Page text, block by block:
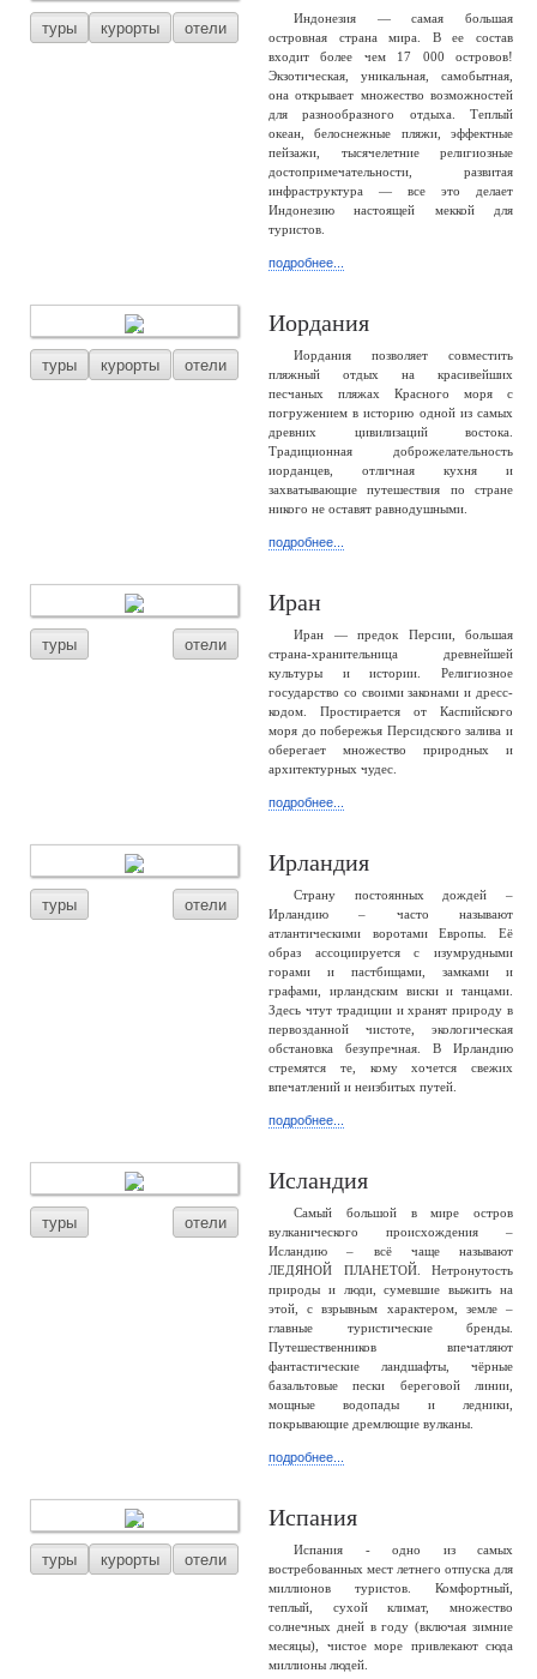
туры курорты отели
Индонезия — самая большая
островная страна мира. В ее состав
входит более чем 17 000 островов!
Экзотическая, уникальная, самобытная,
она открывает множество возможностей
для разнообразного отдыха. Теплый
океан, белоснежные пляжи, эффектные
пейзажи, тысячелетние религиозные
достопримечательности, развитая
инфраструктура — все это делает
Индонезию настоящей меккой для
туристов.
подробнее...
туры курорты отели
Иордания
Иордания позволяет совместить
пляжный отдых на красивейших
песчаных пляжах Красного моря с
погружением в историю одной из самых
древних цивилизаций востока.
Традиционная доброжелательность
иорданцев, отличная кухня и
захватывающие путешествия по стране
никого не оставят равнодушными.
подробнее...
туры отели
Иран
Иран — предок Персии, большая
страна-хранительница древнейшей
культуры и истории. Религиозное
государство со своими законами и дресс-
кодом. Простирается от Каспийского
моря до побережья Персидского залива и
оберегает множество природных и
архитектурных чудес.
подробнее...
туры отели
Ирландия
Страну постоянных дождей –
Ирландию – часто называют
атлантическими воротами Европы. Её
образ ассоциируется с изумрудными
горами и пастбищами, замками и
графами, ирландским виски и танцами.
Здесь чтут традиции и хранят природу в
первозданной чистоте, экологическая
обстановка безупречная. В Ирландию
стремятся те, кому хочется свежих
впечатлений и неизбитых путей.
подробнее...
туры отели
Исландия
Самый большой в мире остров
вулканического происхождения –
Исландию – всё чаще называют
ЛЕДЯНОЙ ПЛАНЕТОЙ. Нетронутость
природы и люди, сумевшие выжить на
этой, с взрывным характером, земле –
главные туристические бренды.
Путешественников впечатляют
фантастические ландшафты, чёрные
базальтовые пески береговой линии,
мощные водопады и ледники,
покрывающие дремлющие вулканы.
подробнее...
туры курорты отели
Испания
Испания - одно из самых
востребованных мест летнего отпуска для
миллионов туристов. Комфортный,
теплый, сухой климат, множество
солнечных дней в году (включая зимние
месяцы), чистое море привлекают сюда
миллионы людей.